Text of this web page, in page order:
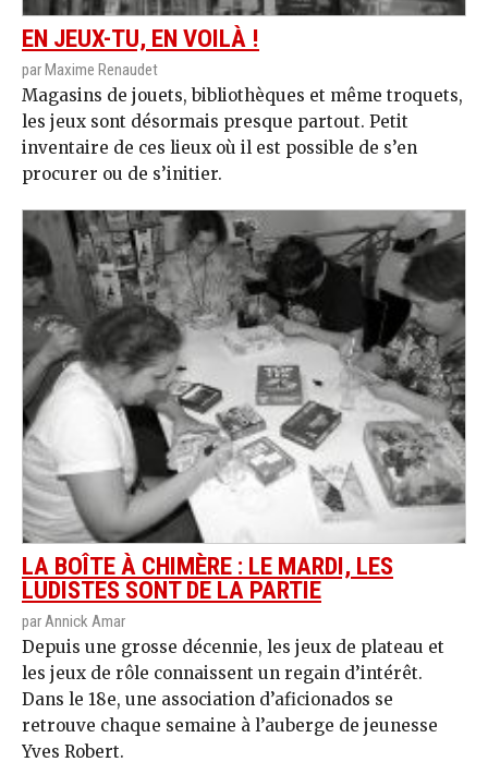
EN JEUX-TU, EN VOILÀ !
par Maxime Renaudet
Magasins de jouets, bibliothèques et même troquets,
les jeux sont désormais presque partout. Petit
inventaire de ces lieux où il est possible de s’en
procurer ou de s’initier.
LA BOÎTE À CHIMÈRE : LE MARDI, LES
LUDISTES SONT DE LA PARTIE
par Annick Amar
Depuis une grosse décennie, les jeux de plateau et
les jeux de rôle connaissent un regain d’intérêt.
Dans le 18e, une association d’aficionados se
retrouve chaque semaine à l’auberge de jeunesse
Yves Robert.